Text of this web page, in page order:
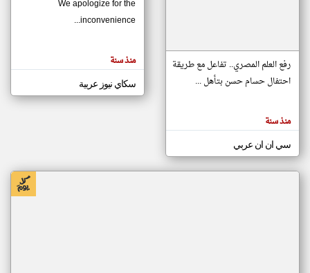
مصادر الأخبار من موريتانيا
اخبار موريتانيا على مدار الساعة
أهم اخبار موريتانيا العاجلة والمباشرة
المقالات
الموجوده
هنا عن
رفع العلم المصري.. تفاعل مع طريقة
احتفال حسام حسن بتأهل ...
منذ سنة
سي ان ان عربي
We apologize for the
inconvenience...
منذ سنة
سكاي نيوز عربية
klyoum.com